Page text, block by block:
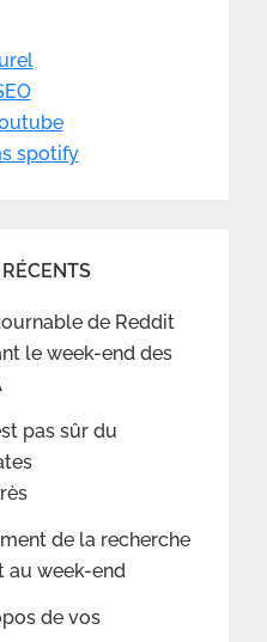
spotify
de Reddit
le week-end des
pas sûr du
de la recherche
au week-end
de vos